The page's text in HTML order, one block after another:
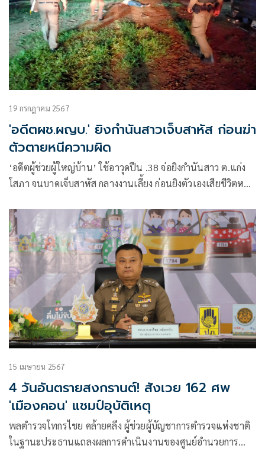
19 กรกฎาคม 2567
'อดีตผช.ผญบ.' ยิงกำนันสาวเจ็บสาหัส ก่อนฆ่า
ตัวตายหนีความผิด
‘อดีตผู้ช่วยผู้ใหญ่บ้าน’ ใช้อาวุดปืน .38 จ่อยิงกำนันสาว ต.แก่ง
โสภา จนบาดเจ็บสาหัส กลางงานเลี้ยง ก่อนยิงตัวเองเสียชีวิตหนี
15 เมษายน 2567
4 วันอันตรายสงกรานต์! สังเวย 162 ศพ
'เมืองคอน' แชมป์อุบัติเหตุ
พลตำรวจโทกรไชย คล้ายคลึง ผู้ช่วยผู้บัญชาการตำรวจแห่งชาติ
ในฐานะประธานแถลงผลการดำเนินงานของศูนย์อำนวยการ